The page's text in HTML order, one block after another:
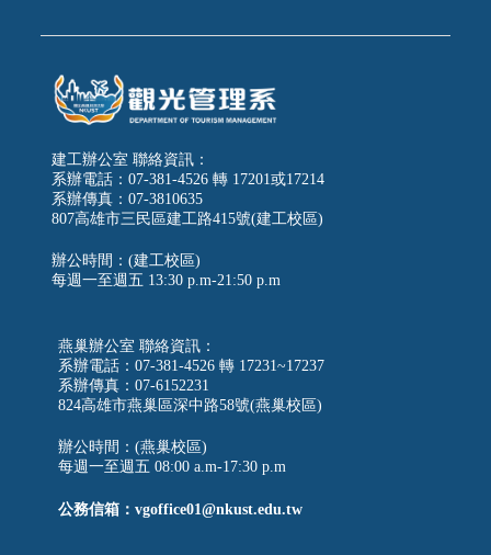
建工辦公室 聯絡資訊：
系辦電話：07-381-4526 轉 17201或17214
系辦傳真：07-3810635
807高雄市三民區建工路415號(建工校區)
辦公時間：(建工校區)
每週一至週五 13:30 p.m-21:50 p.m
燕巢辦公室 聯絡資訊：
系辦電話：07-381-4526 轉 17231~17237
系辦傳真：07-6152231
824高雄市燕巢區深中路58號(燕巢校區)
辦公時間：(燕巢校區)
每週一至週五 08:00 a.m-17:30 p.m
公務信箱：vgoffice01@nkust.edu.tw